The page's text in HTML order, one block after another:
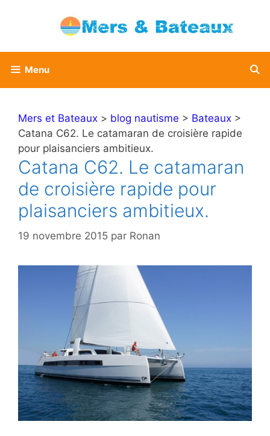
Menu
Mers et Bateaux > blog nautisme > Bateaux >
Catana C62. Le catamaran de croisière rapide
pour plaisanciers ambitieux.
Catana C62. Le catamaran
de croisière rapide pour
plaisanciers ambitieux.
19 novembre 2015 par Ronan